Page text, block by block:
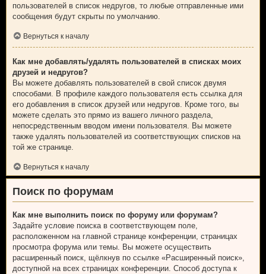
пользователей в список недругов, то любые отправленные ими
сообщения будут скрыты по умолчанию.
Вернуться к началу
Как мне добавлять/удалять пользователей в списках моих
друзей и недругов?
Вы можете добавлять пользователей в свой список двумя
способами. В профиле каждого пользователя есть ссылка для
его добавления в список друзей или недругов. Кроме того, вы
можете сделать это прямо из вашего личного раздела,
непосредственным вводом имени пользователя. Вы можете
также удалять пользователей из соответствующих списков на
той же странице.
Вернуться к началу
Поиск по форумам
Как мне выполнить поиск по форуму или форумам?
Задайте условие поиска в соответствующем поле,
расположенном на главной странице конференции, страницах
просмотра форума или темы. Вы можете осуществить
расширенный поиск, щёлкнув по ссылке «Расширенный поиск»,
доступной на всех страницах конференции. Способ доступа к